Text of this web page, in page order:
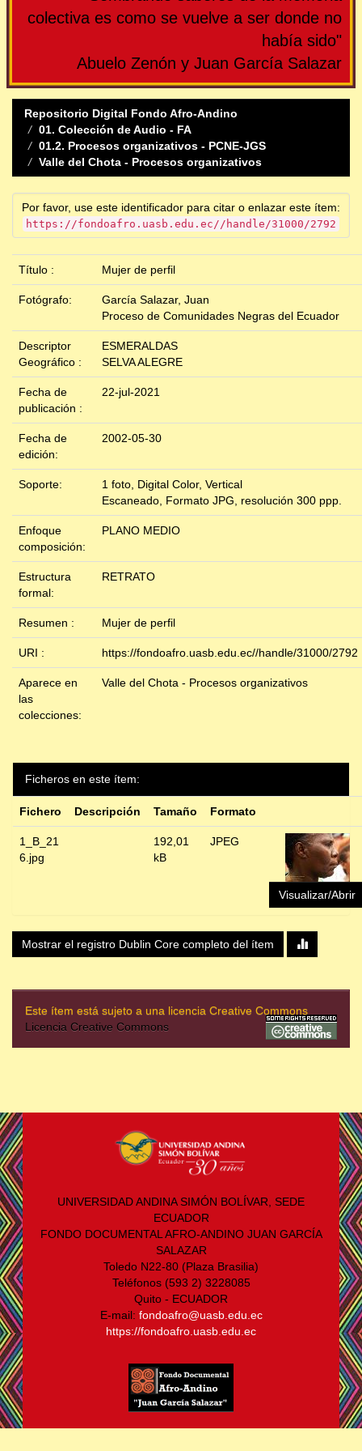
colectiva es como se vuelve a ser donde no
había sido"
Abuelo Zenón y Juan García Salazar
Repositorio Digital Fondo Afro-Andino
01. Colección de Audio - FA
01.2. Procesos organizativos - PCNE-JGS
Valle del Chota - Procesos organizativos
Por favor, use este identificador para citar o enlazar este ítem:
https://fondoafro.uasb.edu.ec//handle/31000/2792
Título : Mujer de perfil
Fotógrafo:
García Salazar, Juan
Proceso de Comunidades Negras del Ecuador
Descriptor
Geográfico :
ESMERALDAS
SELVA ALEGRE
Fecha de
publicación :
22-jul-2021
Fecha de
edición:
2002-05-30
Soporte:
1 foto, Digital Color, Vertical
Escaneado, Formato JPG, resolución 300 ppp.
Enfoque
composición:
PLANO MEDIO
Estructura
formal:
RETRATO
Resumen : Mujer de perfil
URI : https://fondoafro.uasb.edu.ec//handle/31000/2792
Aparece en
las
colecciones:
Valle del Chota - Procesos organizativos
Ficheros en este ítem:
Fichero Descripción Tamaño Formato
1_B_21
6.jpg
192,01
kB
JPEG
Visualizar/Abrir
Mostrar el registro Dublin Core completo del ítem
Este ítem está sujeto a una licencia Creative Commons
Licencia Creative Commons
UNIVERSIDAD ANDINA SIMÓN BOLÍVAR, SEDE
ECUADOR
FONDO DOCUMENTAL AFRO-ANDINO JUAN GARCÍA
SALAZAR
Toledo N22-80 (Plaza Brasilia)
Teléfonos (593 2) 3228085
Quito - ECUADOR
E-mail: fondoafro@uasb.edu.ec
https://fondoafro.uasb.edu.ec